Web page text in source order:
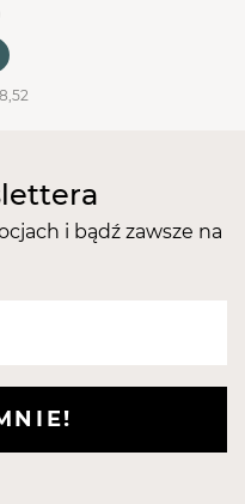
i bądź zawsze na